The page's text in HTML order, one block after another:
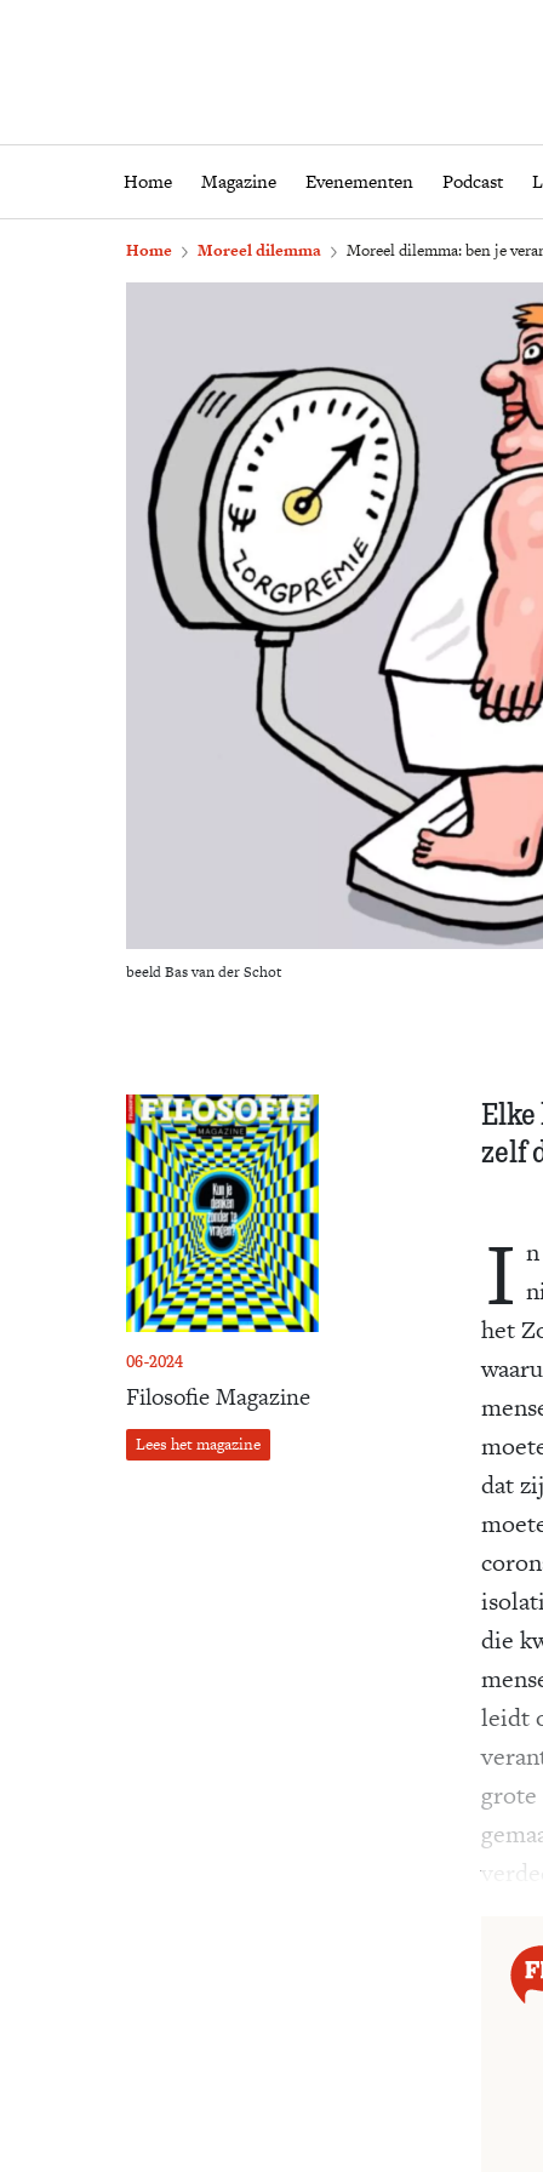
Home Magazine Evenementen Podcast
Home Magazine
Home Moreel dilemma Moreel dilemma: ben je
beeld Bas van der Schot
06-2024
Filosofie Magazine
Lees het magazine
Elke
zelf
I
het
dat
die
leidt
grote